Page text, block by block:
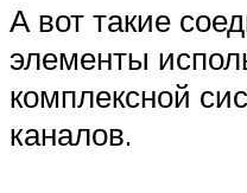
А вот такие
элементы
комплексной
каналов.